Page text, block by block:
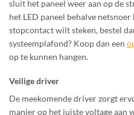
sluit het paneel weer aan op de
het LED paneel behalve netsnoer
stopcontact wilt steken, bestel
systeemplafond? Koop dan een
op te kunnen hangen.
Veilige driver
De meekomende driver zorgt
manier op het juiste voltage aan